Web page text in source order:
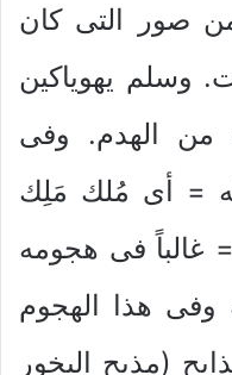
من صور التى كان
وسلم يهوياكين
من الهدم. وفى
= أى مُلك مَلِك
= غالباً فى هجومه
وفى هذا الهجوم
(مذبح البخور